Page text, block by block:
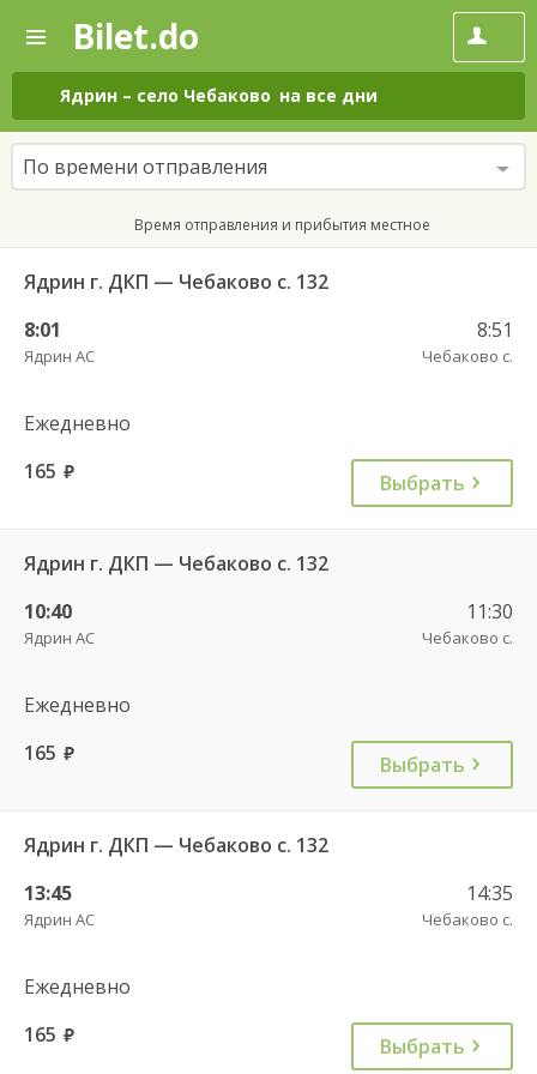
—
Поиск
и
покупка
билетов
на
автобус
онлайн
Bilet.do
Ядрин – село Чебаково на все дни
По времени отправления
Время отправления и прибытия местное
Ядрин г. ДКП — Чебаково с. 132
8:01
Ядрин АС
8:51
Чебаково с.
Ежедневно
165 руб. Выбрать
Ядрин г. ДКП — Чебаково с. 132
10:40
Ядрин АС
11:30
Чебаково с.
Ежедневно
165 руб. Выбрать
Ядрин г. ДКП — Чебаково с. 132
13:45
Ядрин АС
14:35
Чебаково с.
Ежедневно
165 руб. Выбрать